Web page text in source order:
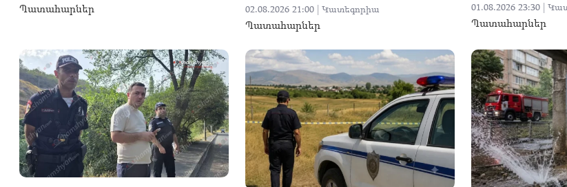
Պատահարներ 02.08.2026 21:00 | Կատեգորիա
Պատահարներ
01.08.2026 23:30 |
Պատահարներ